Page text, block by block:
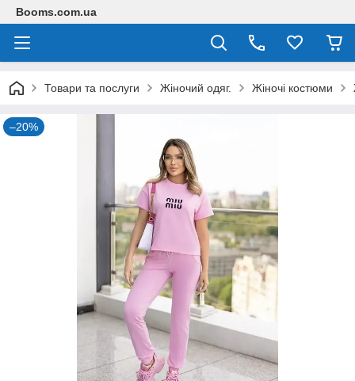
Booms.com.ua
Товари та послуги Жіночий одяг. Жіночі костюми
–20%